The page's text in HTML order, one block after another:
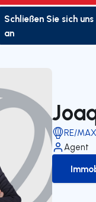
Schließen Sie sich uns
an
RE/
Agent